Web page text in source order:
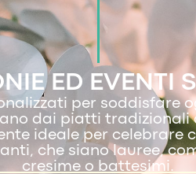
ED EVENTI
per soddisfare
dai piatti tradizionali
ideale per celebrare
che siano lauree,
cresime o battesimi.